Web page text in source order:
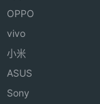
OPPO
vivo
小米
ASUS
Sony